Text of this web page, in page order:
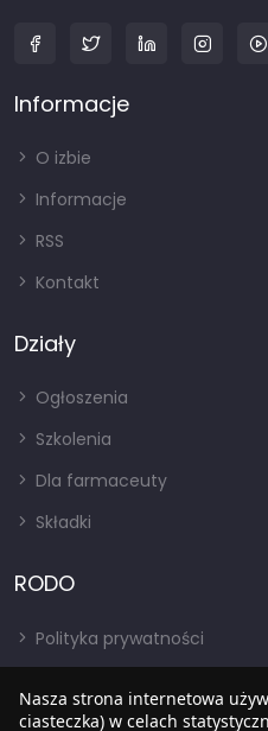
Informacje
O izbie
Informacje
RSS
Kontakt
Działy
Ogłoszenia
Szkolenia
Dla farmaceuty
Składki
RODO
Polityka prywatności
RODO
Nasza strona internetowa
ciasteczka) w celach